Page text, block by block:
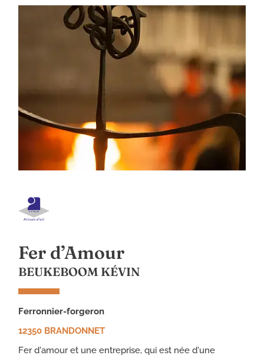
Fer d’Amour
BEUKEBOOM KÉVIN
ferronnier-forgeron
12350 BRANDONNET
Fer d'amour et une entreprise, qui est née d'une